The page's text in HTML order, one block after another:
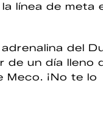
línea de meta
del
de un día lleno
¡No te lo